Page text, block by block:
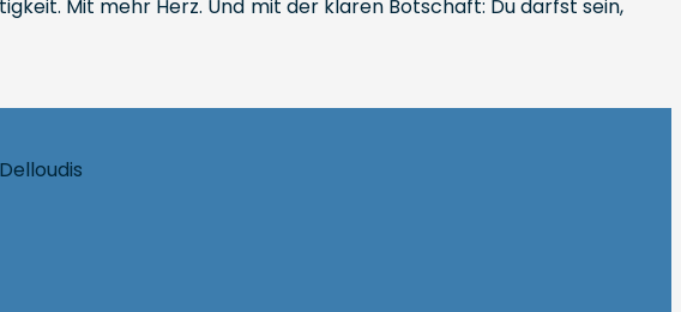
Mit mehr Herz. Und mit der klaren Botschaft: Du darfst sein,